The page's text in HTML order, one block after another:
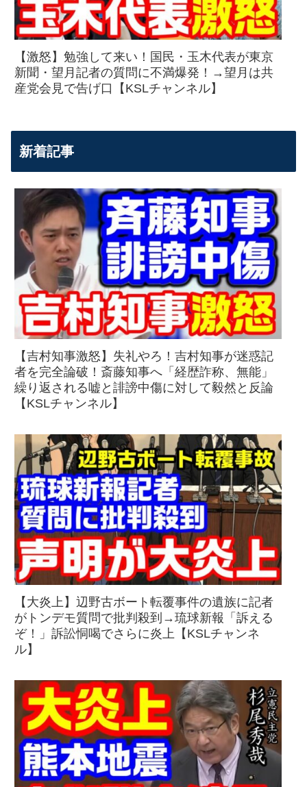
【激怒】勉強して来い！国民・玉木代表が東京
新聞・望月記者の質問に不満爆発！→望月は共
産党会見で告げ口【KSLチャンネル】
新着記事
【吉村知事激怒】失礼やろ！吉村知事が迷惑記
者を完全論破！斎藤知事へ「経歴詐称、無能」
繰り返される嘘と誹謗中傷に対して毅然と反論
【KSLチャンネル】
【大炎上】辺野古ボート転覆事件の遺族に記者
がトンデモ質問で批判殺到→琉球新報「訴える
ぞ！」訴訟恫喝でさらに炎上【KSLチャンネ
ル】